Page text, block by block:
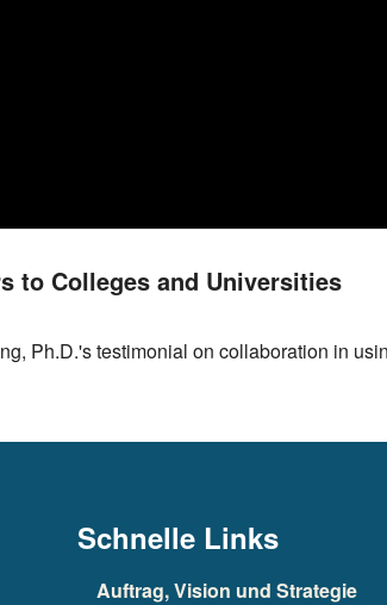
to Colleges and Universities
Ph.D.'s testimonial on collaboration in
Schnelle Links
Auftrag, Vision und Strategie